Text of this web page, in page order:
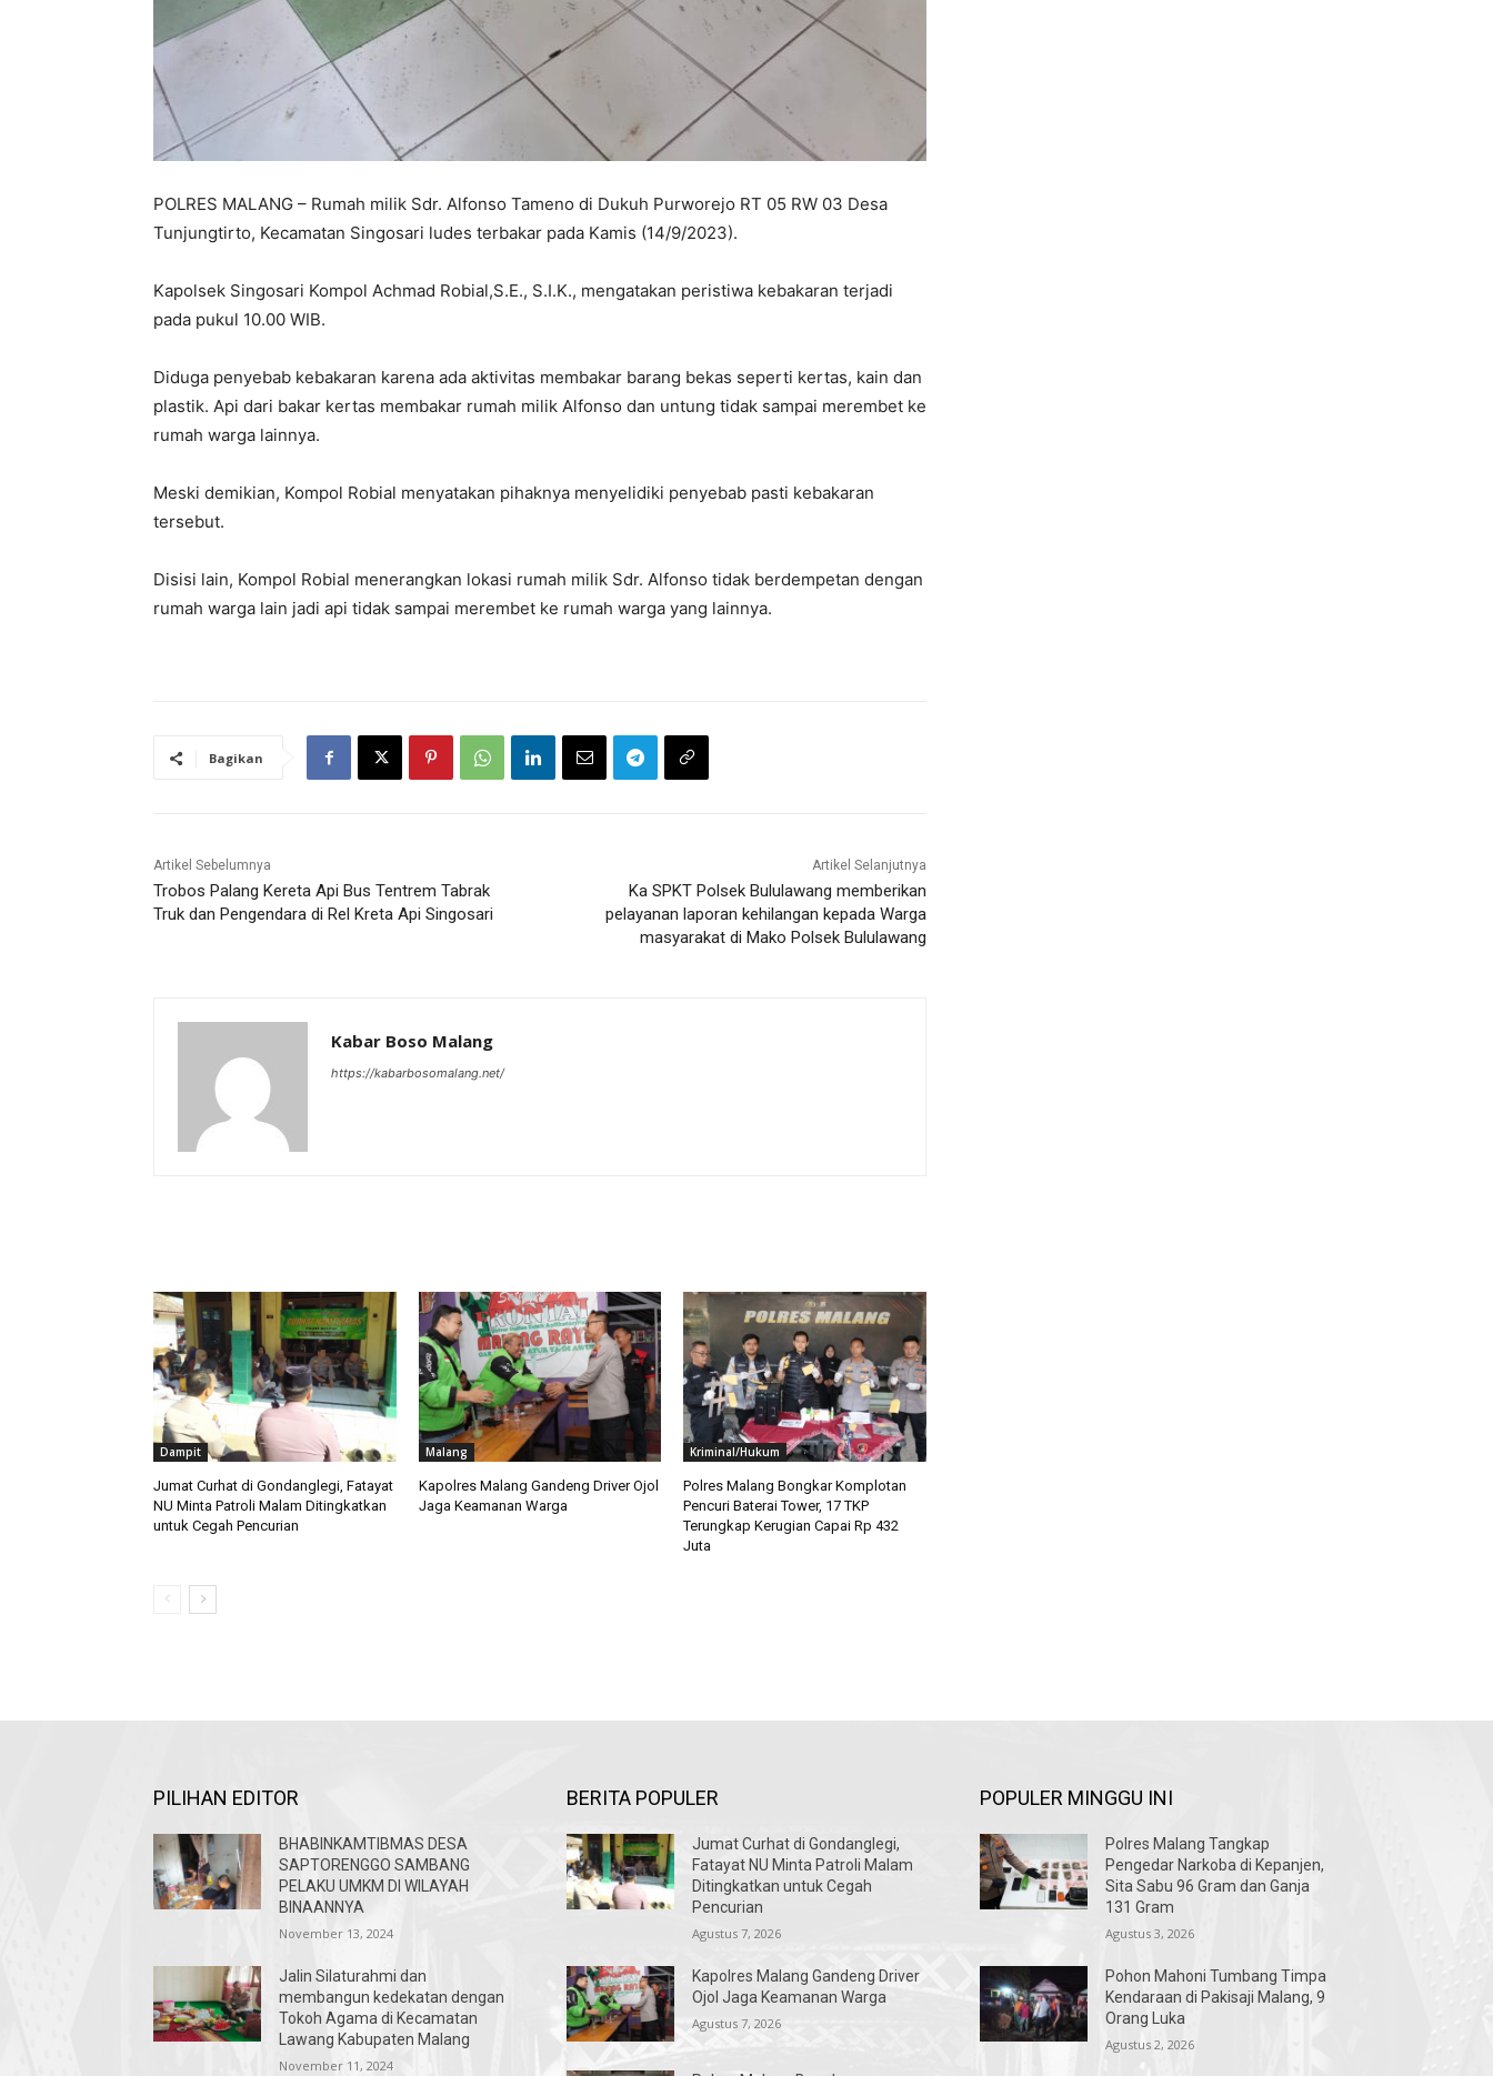
POLRES MALANG – Rumah milik Sdr. Alfonso Tameno di Dukuh Purworejo RT 05 RW 03 Desa
Tunjungtirto, Kecamatan Singosari ludes terbakar pada Kamis (14/9/2023).
Kapolsek Singosari Kompol Achmad Robial,S.E., S.I.K., mengatakan peristiwa kebakaran terjadi
pada pukul 10.00 WIB.
Diduga penyebab kebakaran karena ada aktivitas membakar barang bekas seperti kertas, kain dan
plastik. Api dari bakar kertas membakar rumah milik Alfonso dan untung tidak sampai merembet ke
rumah warga lainnya.
Meski demikian, Kompol Robial menyatakan pihaknya menyelidiki penyebab pasti kebakaran
tersebut.
Disisi lain, Kompol Robial menerangkan lokasi rumah milik Sdr. Alfonso tidak berdempetan dengan
rumah warga lain jadi api tidak sampai merembet ke rumah warga yang lainnya.
Bagikan
Artikel Sebelumnya
Trobos Palang Kereta Api Bus Tentrem Tabrak
Truk dan Pengendara di Rel Kreta Api Singosari
Artikel Selanjutnya
Ka SPKT Polsek Bululawang memberikan
pelayanan laporan kehilangan kepada Warga
masyarakat di Mako Polsek Bululawang
Kabar Boso Malang
https://kabarbosomalang.net/
Dampit
Jumat Curhat di Gondanglegi, Fatayat
NU Minta Patroli Malam Ditingkatkan
untuk Cegah Pencurian
Malang
Kapolres Malang Gandeng Driver Ojol
Jaga Keamanan Warga
Kriminal/Hukum
Polres Malang Bongkar Komplotan
Pencuri Baterai Tower, 17 TKP
Terungkap Kerugian Capai Rp 432
Juta
PILIHAN EDITOR
BHABINKAMTIBMAS DESA
SAPTORENGGO SAMBANG
PELAKU UMKM DI WILAYAH
BINAANNYA
November 13, 2024
Jalin Silaturahmi dan
membangun kedekatan dengan
Tokoh Agama di Kecamatan
Lawang Kabupaten Malang
November 11, 2024
BERITA POPULER
Jumat Curhat di Gondanglegi,
Fatayat NU Minta Patroli Malam
Ditingkatkan untuk Cegah
Pencurian
Agustus 7, 2026
Kapolres Malang Gandeng Driver
Ojol Jaga Keamanan Warga
Agustus 7, 2026
POPULER MINGGU INI
Polres Malang Tangkap
Pengedar Narkoba di Kepanjen,
Sita Sabu 96 Gram dan Ganja
131 Gram
Agustus 3, 2026
Pohon Mahoni Tumbang Timpa
Kendaraan di Pakisaji Malang, 9
Orang Luka
Agustus 2, 2026